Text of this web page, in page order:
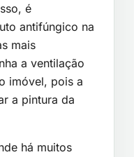
é
antifúngico na
mais
a ventilação
imóvel, pois a
a pintura da
há muitos